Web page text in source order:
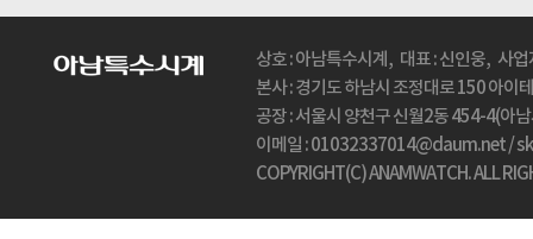
상호 : 아남특수시계, 대표 : 신인웅, 사
본사 : 경기도 하남시 조정대로 150 아
공장 : 서울시 양천구 신월2동 454-4(
이메일 : 01032337014@daum.net /
COPYRIGHT(C) ANAMWATCH. ALL